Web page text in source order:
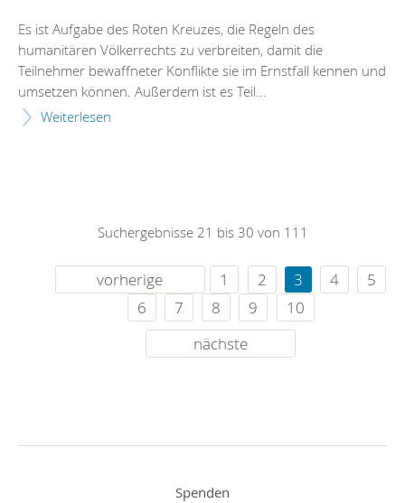
Es ist Aufgabe des Roten Kreuzes, die Regeln des
humanitären Völkerrechts zu verbreiten, damit die
Teilnehmer bewaffneter Konflikte sie im Ernstfall kennen und
umsetzen können. Außerdem ist es Teil...
Weiterlesen
Suchergebnisse 21 bis 30 von 111
vorherige 1 2 3 4
5
6
7 8 9
10
nächste
Spenden